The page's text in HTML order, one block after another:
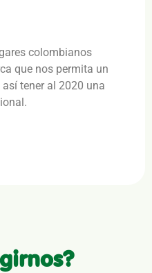
colombianos
que nos permita un
tener al 2020 una